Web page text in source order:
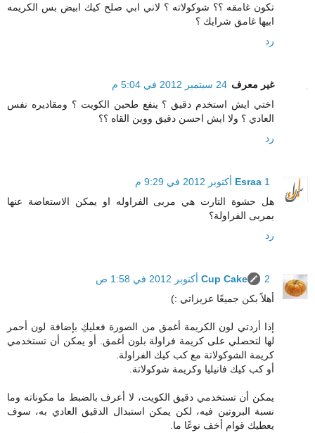
تكون غامقه ؟؟ شوكولاته ؟ لاني ابي صلح كيك ابيض بس الكريمه
ابيها غامق شرايك ؟
رد
غير معرف 24 سبتمبر 2012 في 5:04 م
اختي ايش استخدم دقيق ؟ ينفع طحين الكويت ؟ ومقاديره نفس
العادي ؟ ولا ايش احسن دقيق ووين القاه ؟؟
رد
Esraa 1 أكتوبر 2012 في 9:29 م
هل حشوة التارت هي مربى الفراوله او يمكن الاستعاضة عنها
بمربى الفراولة؟
رد
Cup Cake
2 أكتوبر 2012 في 1:58 ص
أهلاً بكن جميعًا عزيزاتي :)
إذا أردتي لون الكريمة أغمق من الصورة فعليكِ بإضافة لون أحمر
لها لتحصلي على كريمة فراولة بلون أغمق. أو يمكن أن تستخدمي
كريمة الشوكولاتة مع كب كيك الفراولة.
أو كب كيك فانيليا وكريمة شوكولاتة.
يمكن أن تستخدمي دقيق الكويت، لا أعرف بالضبط ما مكوناته وما
نسبة البروتين فيه، لكن يمكن استبدال الدقيق العادي به، سوف
يعطيك قوام أخف نوعًا ما.